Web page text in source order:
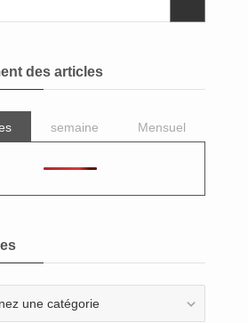
des articles
semaine Mensuel